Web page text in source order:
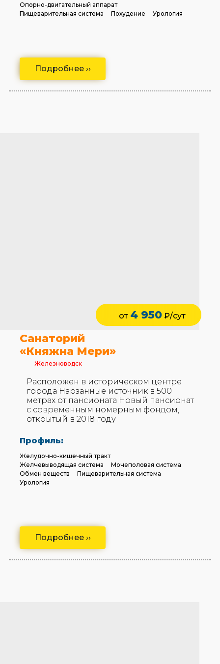
Подробнее ››
Опорно-двигательный аппарат
Пищеварительная система
Похудение Урология
Подробнее ››
Санаторий
«Княжна Мери»
Железноводск
Расположен в историческом центре
города Нарзанные источник в 500
метрах от пансионата Новый пансионат
с современным номерным фондом,
открытый в 2018 году
Профиль:
Желудочно-кишечный тракт
Желчевыводящая система
Мочеполовая система
Обмен веществ
Пищеварительная система
Урология
от 4 950 ₽/сут